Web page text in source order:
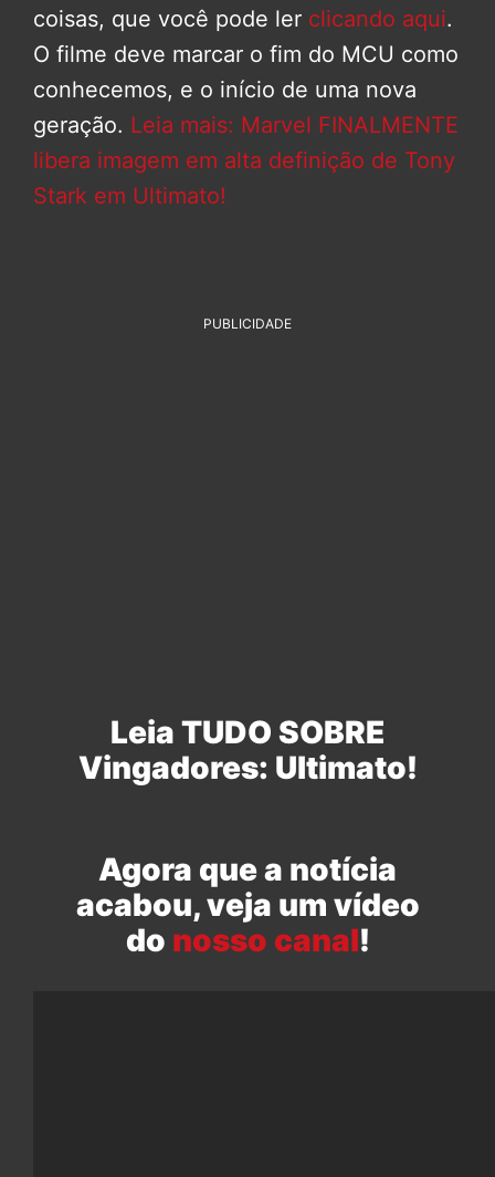
coisas, que você pode ler clicando aqui.
O filme deve marcar o fim do MCU como
conhecemos, e o início de uma nova
geração. Leia mais: Marvel FINALMENTE
libera imagem em alta definição de Tony
Stark em Ultimato!
PUBLICIDADE
Leia TUDO SOBRE
Vingadores: Ultimato!
Agora que a notícia
acabou, veja um vídeo
do nosso canal!